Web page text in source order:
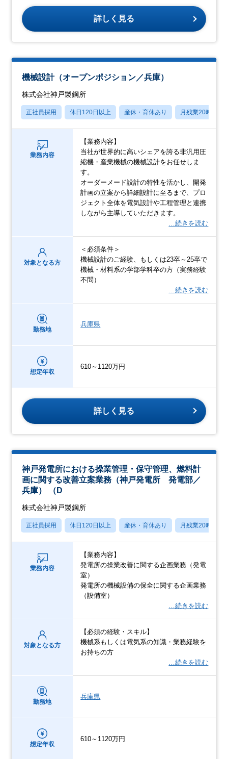
詳しく見る
機械設計（オープンポジション／兵庫）
株式会社神戸製鋼所
正社員採用 休日120日以上 産休・育休あり 月残業20時間以
業務内容
【業務内容】
当社が世界的に高いシェアを誇る非汎用圧
縮機・産業機械の機械設計をお任せしま
す。
オーダーメード設計の特性を活かし、開発
計画の立案から詳細設計に至るまで、プロ
ジェクト全体を電気設計や工程管理と連携
しながら主導していただきます。
…続きを読む
対象となる方
＜必須条件＞
機械設計のご経験、もしくは23卒～25卒で
機械・材料系の学部学科卒の方（実務経験
不問）
…続きを読む
勤務地
兵庫県
想定年収
610～1120万円
詳しく見る
神戸発電所における操業管理・保守管理、燃料計
画に関する改善立案業務（神戸発電所 発電部／
兵庫） （D
株式会社神戸製鋼所
正社員採用 休日120日以上 産休・育休あり 月残業20時間以
業務内容
【業務内容】
発電所の操業改善に関する企画業務（発電
室）
発電所の機械設備の保全に関する企画業務
（設備室）
…続きを読む
対象となる方
【必須の経験・スキル】
機械系もしくは電気系の知識・業務経験を
お持ちの方
…続きを読む
勤務地
兵庫県
想定年収
610～1120万円